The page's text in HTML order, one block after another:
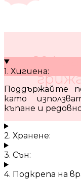
10
1. Хигиена:
Поддържайте
като
къпане и
2. Хранене:
3. Сън:
4. Подкрепа на